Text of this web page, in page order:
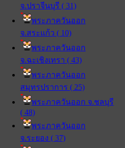
จ.ปราจีนบุรี ( 31)
พระภาควันออก
จ.สระแก้ว ( 10)
พระภาควันออก
จ.ฉะเชิงเทรา ( 43)
พระภาควันออก
สมุทรปราการ ( 25)
พระภาควันออก จ.ชลบุรี
( 48)
พระภาควันออก
จ.ระยอง ( 37)